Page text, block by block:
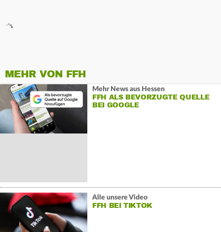
MEHR VON FFH
Mehr News aus Hessen
FFH ALS BEVORZUGTE QUELLE
BEI GOOGLE
Alle unsere Video
FFH BEI TIKTOK